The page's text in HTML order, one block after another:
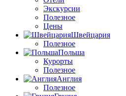
Экскурсии
Полезное
Цены
Швейцария
Полезное
Польша
Курорты
Полезное
Англия
Полезное